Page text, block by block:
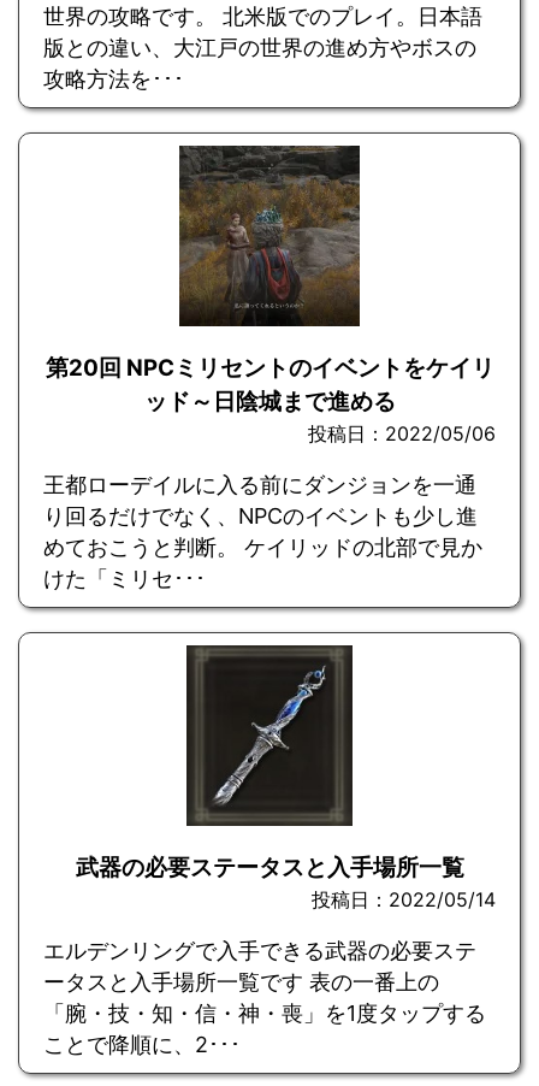
世界の攻略です。 北米版でのプレイ。日本語
版との違い、大江戸の世界の進め方やボスの
攻略方法を･･･
第20回 NPCミリセントのイベントをケイリ
ッド～日陰城まで進める
投稿日：2022/05/06
王都ローデイルに入る前にダンジョンを一通
り回るだけでなく、NPCのイベントも少し進
めておこうと判断。 ケイリッドの北部で見か
けた「ミリセ･･･
武器の必要ステータスと入手場所一覧
投稿日：2022/05/14
エルデンリングで入手できる武器の必要ステ
ータスと入手場所一覧です 表の一番上の
「腕・技・知・信・神・喪」を1度タップする
ことで降順に、2･･･